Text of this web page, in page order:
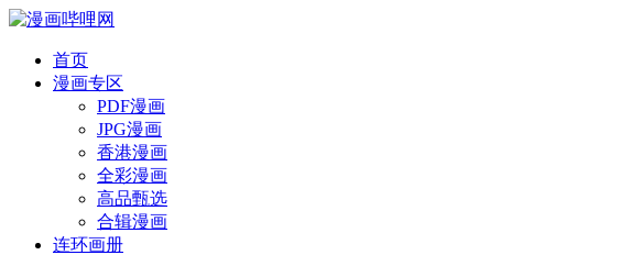
首页
漫画专区
PDF漫画
JPG漫画
香港漫画
全彩漫画
高品甄选
合辑漫画
连环画册